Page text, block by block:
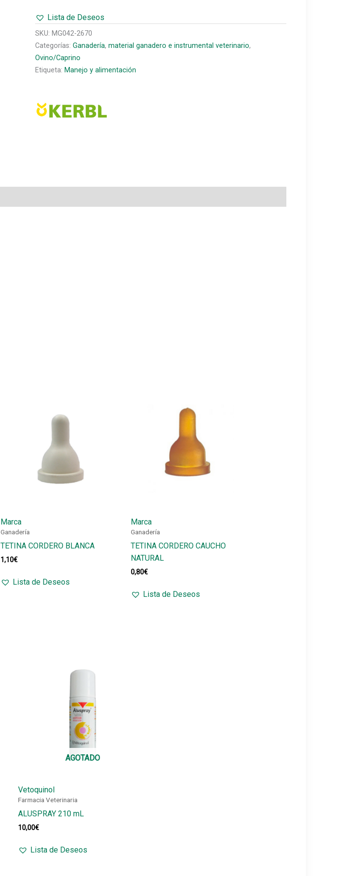
500
mL
cantidad
Lista de Deseos
SKU: MG042-2670
Categorías: Ganadería, material ganadero e instrumental veterinario,
Ovino/Caprino
Etiqueta: Manejo y alimentación
Marca
Ganadería
TETINA CORDERO BLANCA
1,10€
Lista de Deseos
Marca
Ganadería
TETINA CORDERO CAUCHO
NATURAL
0,80€
Lista de Deseos
AGOTADO
Vetoquinol
Farmacia Veterinaria
ALUSPRAY 210 mL
10,00€
Lista de Deseos